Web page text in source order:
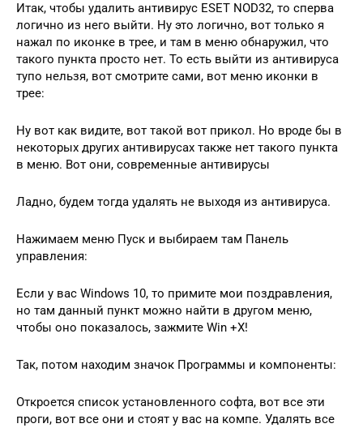
Итак, чтобы удалить антивирус ESET NOD32, то сперва
логично из него выйти. Ну это логично, вот только я
нажал по иконке в трее, и там в меню обнаружил, что
такого пункта просто нет. То есть выйти из антивируса
тупо нельзя, вот смотрите сами, вот меню иконки в
трее:
Ну вот как видите, вот такой вот прикол. Но вроде бы в
некоторых других антивирусах также нет такого пункта
в меню. Вот они, современные антивирусы
Ладно, будем тогда удалять не выходя из антивируса.
Нажимаем меню Пуск и выбираем там Панель
управления:
Если у вас Windows 10, то примите мои поздравления,
но там данный пункт можно найти в другом меню,
чтобы оно показалось, зажмите Win +X!
Так, потом находим значок Программы и компоненты:
Откроется список установленного софта, вот все эти
проги, вот все они и стоят у вас на компе. Удалять все